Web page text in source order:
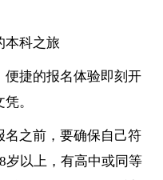
本科之旅
便捷的报名体验即刻开
。
名之前，要确保自己符
岁以上，有高中或同等